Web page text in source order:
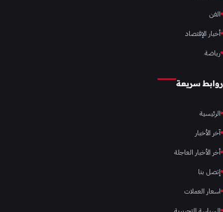
الفن
أخبار الإقتصاد
رياضة
روابط سريعة
الرئيسية
آخر الأخبار
أخر الأخبار العاجلة
إتصل بنا
اسعار العملات